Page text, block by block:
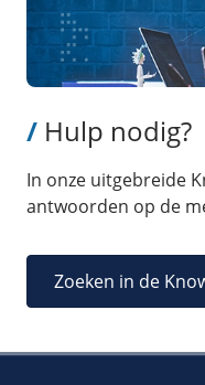
/ Hulp nodig?
In onze uitgebreide
antwoorden op de
Zoeken in de